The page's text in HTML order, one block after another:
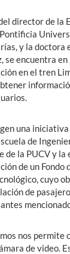
director de la
y la doctora
se encuentra en
en el tren
una
de
la PUCV y la
de un Fondo
cuyo
de
nos permite
de video.